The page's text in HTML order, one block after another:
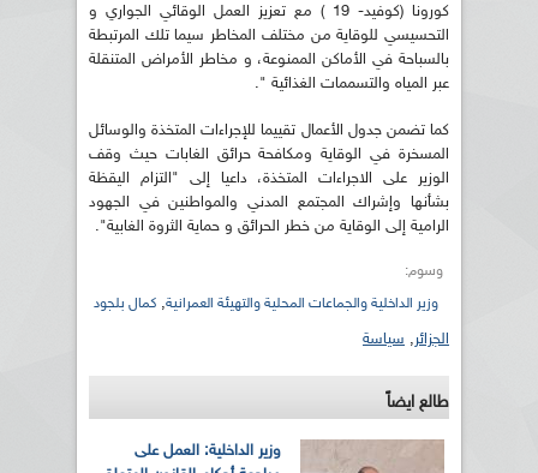
كورونا (كوفيد- 19 ) مع تعزيز العمل الوقائي الجواري و
التحسيسي للوقاية من مختلف المخاطر سيما تلك المرتبطة
بالسباحة في الأماكن الممنوعة، و مخاطر الأمراض المتنقلة
عبر المياه والتسممات الغذائية ".
كما تضمن جدول الأعمال تقييما للإجراءات المتخذة والوسائل
المسخرة في الوقاية ومكافحة حرائق الغابات حيث وقف
الوزير على الاجراءات المتخذة، داعيا إلى "التزام اليقظة
بشأنها وإشراك المجتمع المدني والمواطنين في الجهود
الرامية إلى الوقاية من خطر الحرائق و حماية الثروة الغابية".
وسوم:
وزير الداخلية والجماعات المحلية والتهيئة العمرانية, كمال بلجود
الجزائر, سياسة
طالع ايضاً
وزير الداخلية: العمل على